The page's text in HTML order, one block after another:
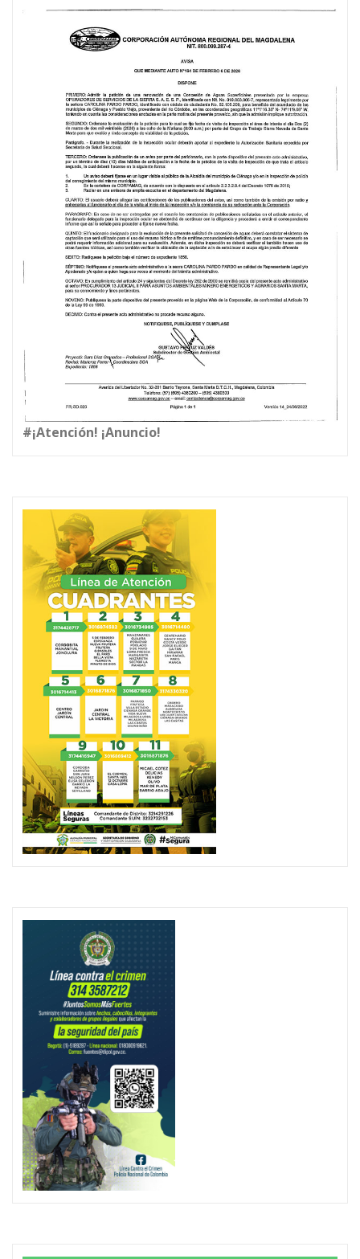
#¡Atención! ¡Anuncio!